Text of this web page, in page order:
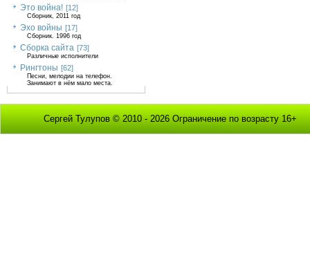
Это война! [12]
Сборник, 2011 год
Эхо войны [17]
Сборник. 1996 год
Сборка сайта [73]
Различные исполнители
Рингтоны [62]
Песни, мелодии на телефон.
Занимают в нём мало места.
Сергей Тулупов © 2010 - 2026 Ограничение по возрасту 16+